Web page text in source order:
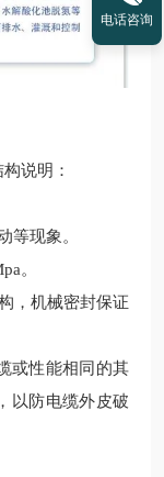
说明：
等现象。
。
，机械密封保证
或性能相同的其
以防电缆外皮破
电话咨询